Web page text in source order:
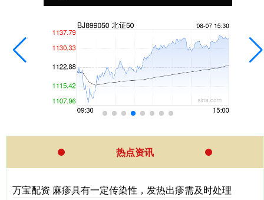
热点资讯
万宝配资 麻疹具有一定传染性，发热出疹需及时处理